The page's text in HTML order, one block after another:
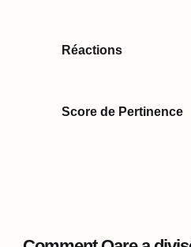
Réactions
Score de Pertinence